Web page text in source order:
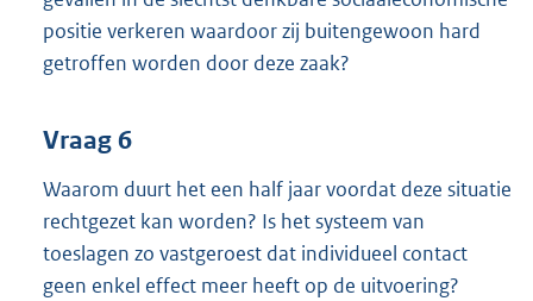
positie verkeren waardoor zij buitengewoon hard
getroffen worden door deze zaak?
Vraag 6
Waarom duurt het een half jaar voordat deze situatie
rechtgezet kan worden? Is het systeem van
toeslagen zo vastgeroest dat individueel contact
geen enkel effect meer heeft op de uitvoering?